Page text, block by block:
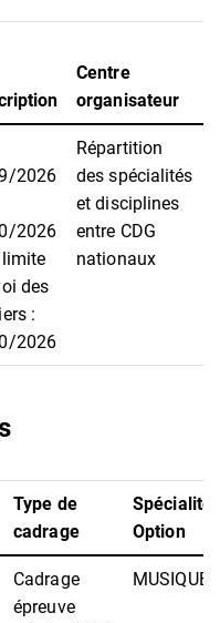
Centre
organisateur
2026
2026
des
:
2026
Répartition
des spécialités
et disciplines
entre CDG
nationaux
Type de
cadrage
Spécialité
Option
Cadrage
épreuve
MUSIQUE